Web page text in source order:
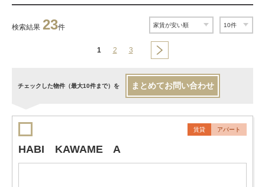
検索結果 23件
1 2 3
チェックした物件（最大10件まで）を まとめてお問い合わせ
賃貸 アパート
HABI KAWAME A